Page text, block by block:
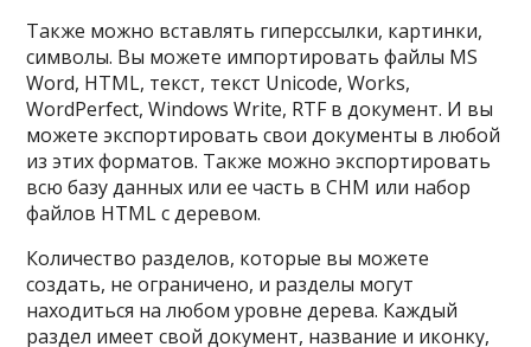
Также можно вставлять гиперссылки, картинки,
символы. Вы можете импортировать файлы MS
Word, HTML, текст, текст Unicode, Works,
WordPerfect, Windows Write, RTF в документ. И вы
можете экспортировать свои документы в любой
из этих форматов. Также можно экспортировать
всю базу данных или ее часть в CHM или набор
файлов HTML с деревом.
Количество разделов, которые вы можете
создать, не ограничено, и разделы могут
находиться на любом уровне дерева. Каждый
раздел имеет свой документ, название и иконку,